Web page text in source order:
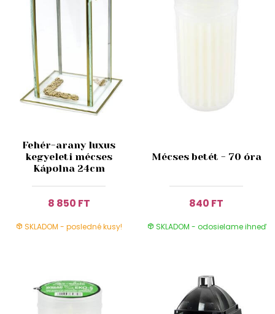
Fehér-arany luxus
kegyeleti mécses
Kápolna 24cm
8 850 FT
SKLADOM - posledné kusy!
Mécses betét - 70 óra
840 FT
SKLADOM - odosielame ihneď